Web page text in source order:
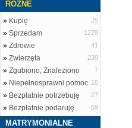
RÓŻNE
» Kupię 25
» Sprzedam 1279
» Zdrowie 41
» Zwierzęta 238
» Zgubiono, Znaleziono 7
» Niepełnosprawni pomoc 10
» Bezpłatnie potrzebuję 27
» Bezpłatnie podaruję 59
MATRYMONIALNE